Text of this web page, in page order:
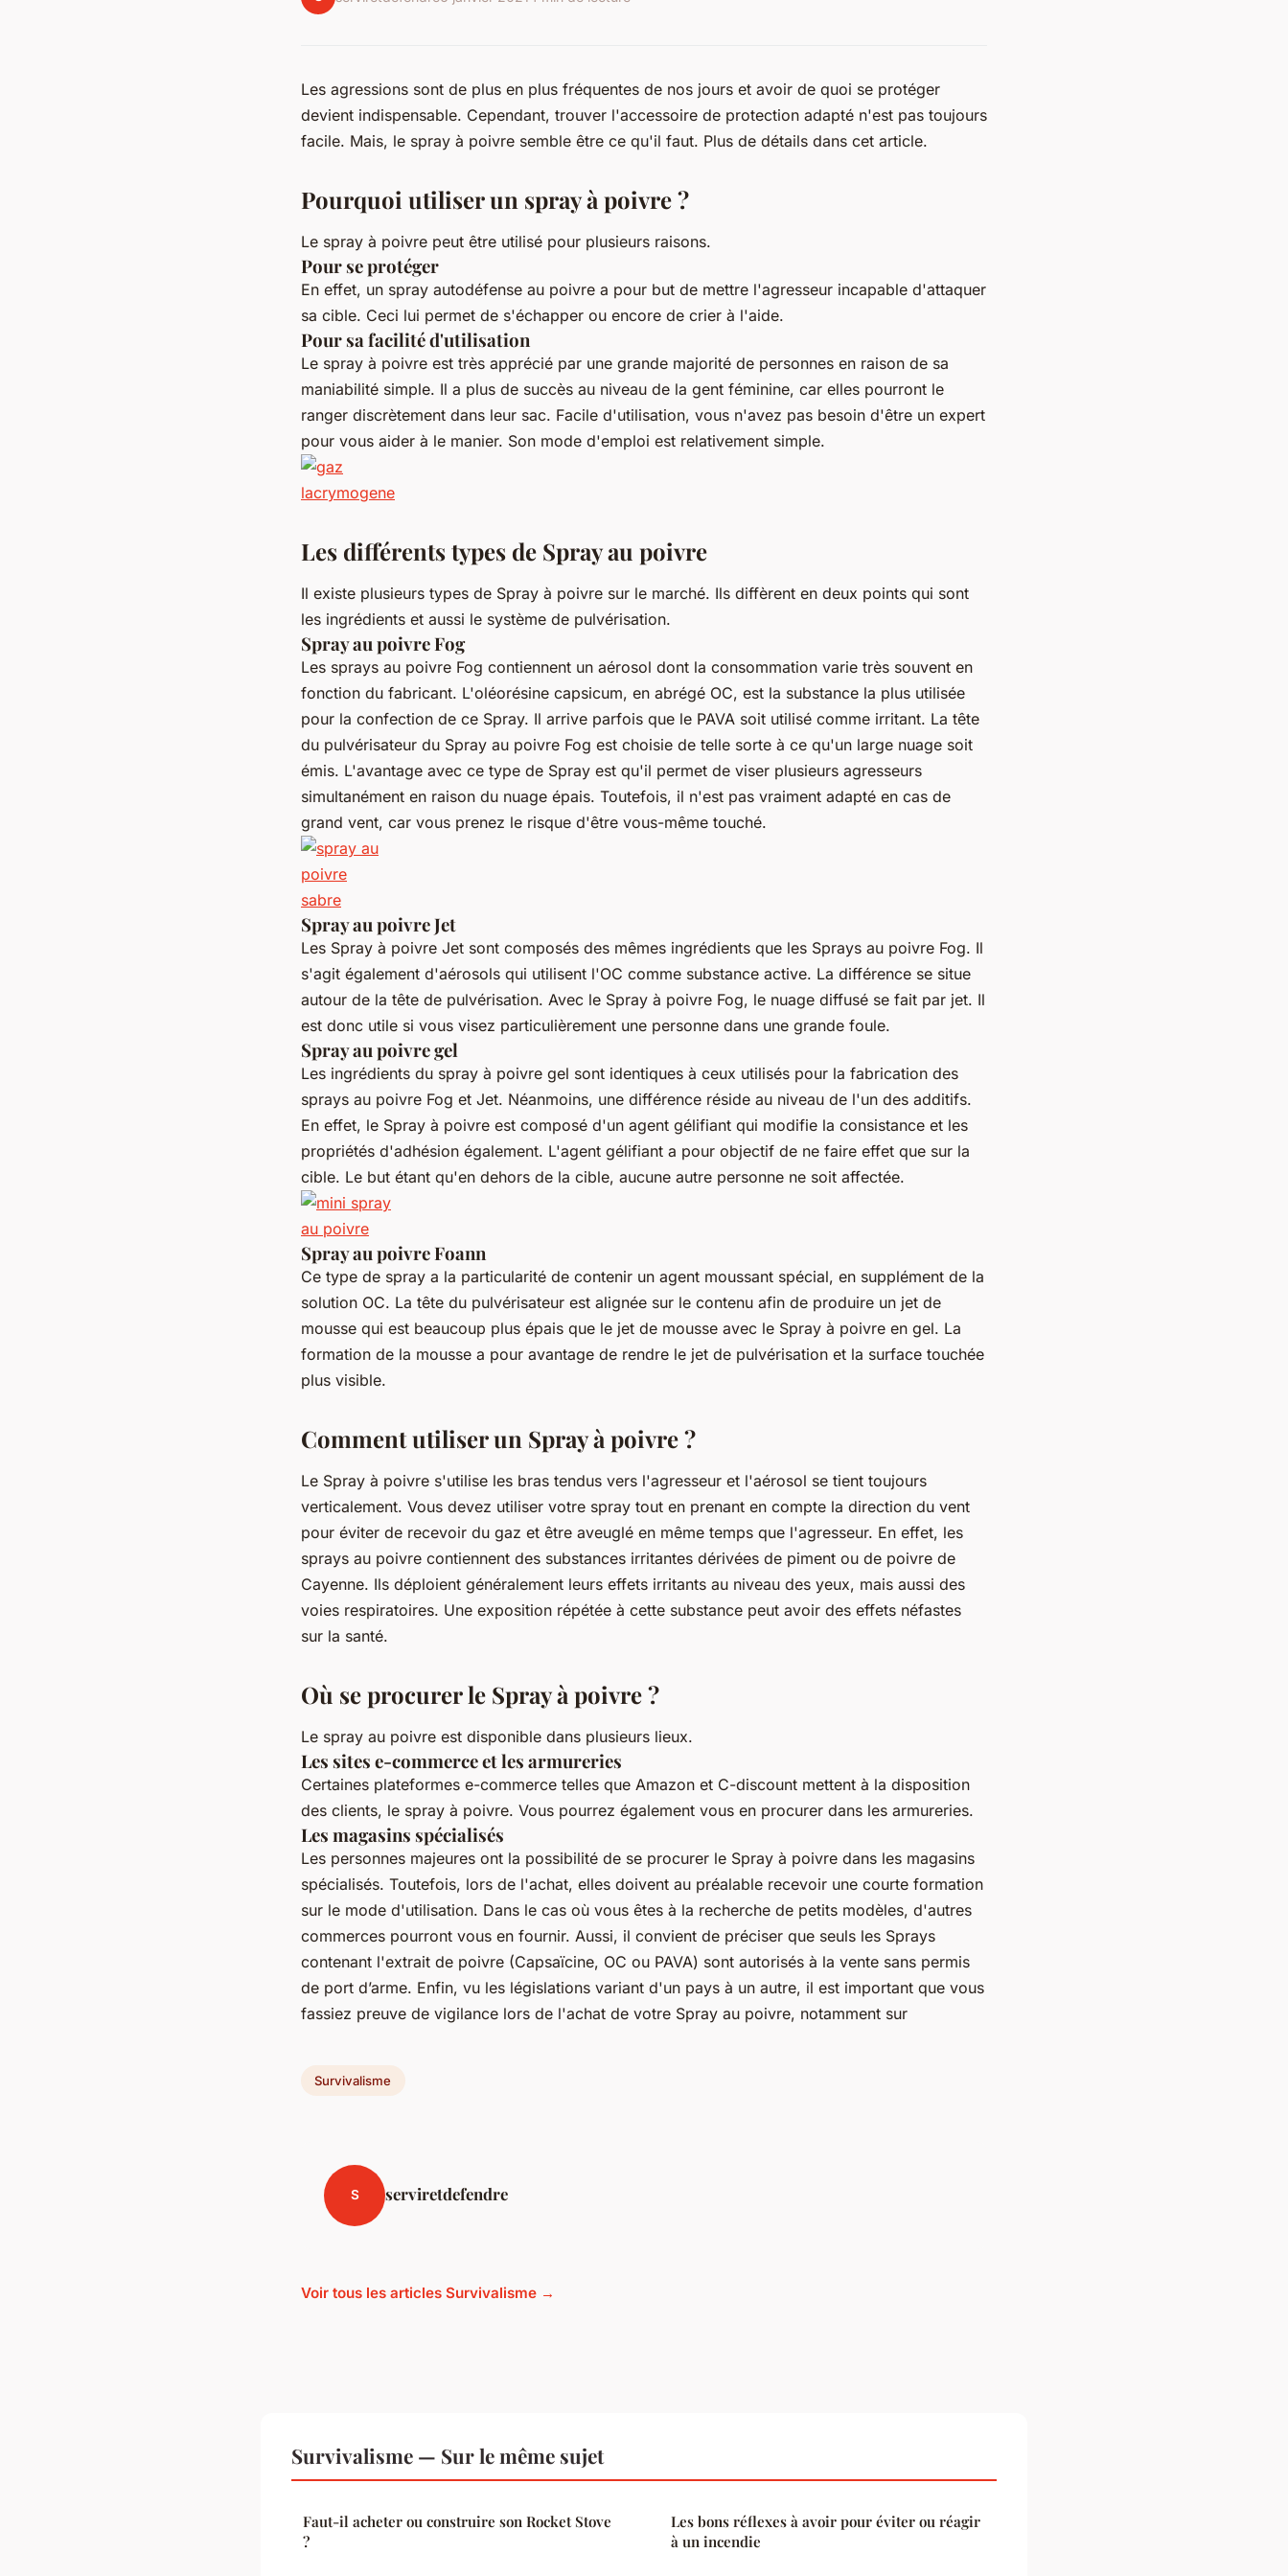
Les agressions sont de plus en plus fréquentes de nos jours et avoir de quoi se protéger
devient indispensable. Cependant, trouver l'accessoire de protection adapté n'est pas toujours
facile. Mais, le spray à poivre semble être ce qu'il faut. Plus de détails dans cet article.
Pourquoi utiliser un spray à poivre ?
Le spray à poivre peut être utilisé pour plusieurs raisons.
Pour se protéger
En effet, un spray autodéfense au poivre a pour but de mettre l'agresseur incapable d'attaquer
sa cible. Ceci lui permet de s'échapper ou encore de crier à l'aide.
Pour sa facilité d'utilisation
Le spray à poivre est très apprécié par une grande majorité de personnes en raison de sa
maniabilité simple. Il a plus de succès au niveau de la gent féminine, car elles pourront le
ranger discrètement dans leur sac. Facile d'utilisation, vous n'avez pas besoin d'être un expert
pour vous aider à le manier. Son mode d'emploi est relativement simple.
Les différents types de Spray au poivre
Il existe plusieurs types de Spray à poivre sur le marché. Ils diffèrent en deux points qui sont
les ingrédients et aussi le système de pulvérisation.
Spray au poivre Fog
Les sprays au poivre Fog contiennent un aérosol dont la consommation varie très souvent en
fonction du fabricant. L'oléorésine capsicum, en abrégé OC, est la substance la plus utilisée
pour la confection de ce Spray. Il arrive parfois que le PAVA soit utilisé comme irritant. La tête
du pulvérisateur du Spray au poivre Fog est choisie de telle sorte à ce qu'un large nuage soit
émis. L'avantage avec ce type de Spray est qu'il permet de viser plusieurs agresseurs
simultanément en raison du nuage épais. Toutefois, il n'est pas vraiment adapté en cas de
grand vent, car vous prenez le risque d'être vous-même touché.
Spray au poivre Jet
Les Spray à poivre Jet sont composés des mêmes ingrédients que les Sprays au poivre Fog. Il
s'agit également d'aérosols qui utilisent l'OC comme substance active. La différence se situe
autour de la tête de pulvérisation. Avec le Spray à poivre Fog, le nuage diffusé se fait par jet. Il
est donc utile si vous visez particulièrement une personne dans une grande foule.
Spray au poivre gel
Les ingrédients du spray à poivre gel sont identiques à ceux utilisés pour la fabrication des
sprays au poivre Fog et Jet. Néanmoins, une différence réside au niveau de l'un des additifs.
En effet, le Spray à poivre est composé d'un agent gélifiant qui modifie la consistance et les
propriétés d'adhésion également. L'agent gélifiant a pour objectif de ne faire effet que sur la
cible. Le but étant qu'en dehors de la cible, aucune autre personne ne soit affectée.
Spray au poivre Foann
Ce type de spray a la particularité de contenir un agent moussant spécial, en supplément de la
solution OC. La tête du pulvérisateur est alignée sur le contenu afin de produire un jet de
mousse qui est beaucoup plus épais que le jet de mousse avec le Spray à poivre en gel. La
formation de la mousse a pour avantage de rendre le jet de pulvérisation et la surface touchée
plus visible.
Comment utiliser un Spray à poivre ?
Le Spray à poivre s'utilise les bras tendus vers l'agresseur et l'aérosol se tient toujours
verticalement. Vous devez utiliser votre spray tout en prenant en compte la direction du vent
pour éviter de recevoir du gaz et être aveuglé en même temps que l'agresseur. En effet, les
sprays au poivre contiennent des substances irritantes dérivées de piment ou de poivre de
Cayenne. Ils déploient généralement leurs effets irritants au niveau des yeux, mais aussi des
voies respiratoires. Une exposition répétée à cette substance peut avoir des effets néfastes
sur la santé.
Où se procurer le Spray à poivre ?
Le spray au poivre est disponible dans plusieurs lieux.
Les sites e-commerce et les armureries
Certaines plateformes e-commerce telles que Amazon et C-discount mettent à la disposition
des clients, le spray à poivre. Vous pourrez également vous en procurer dans les armureries.
Les magasins spécialisés
Les personnes majeures ont la possibilité de se procurer le Spray à poivre dans les magasins
spécialisés. Toutefois, lors de l'achat, elles doivent au préalable recevoir une courte formation
sur le mode d'utilisation. Dans le cas où vous êtes à la recherche de petits modèles, d'autres
commerces pourront vous en fournir. Aussi, il convient de préciser que seuls les Sprays
contenant l'extrait de poivre (Capsaïcine, OC ou PAVA) sont autorisés à la vente sans permis
de port d’arme. Enfin, vu les législations variant d'un pays à un autre, il est important que vous
fassiez preuve de vigilance lors de l'achat de votre Spray au poivre, notamment sur
Survivalisme
S serviretdefendre
Voir tous les articles Survivalisme →
Survivalisme — Sur le même sujet
Faut-il acheter ou construire son Rocket Stove
?
Les bons réflexes à avoir pour éviter ou réagir
à un incendie